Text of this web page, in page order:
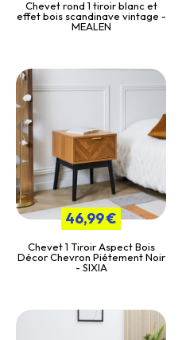
Chevet rond 1 tiroir blanc et
effet bois scandinave vintage -
MEALEN
46,99 €
Chevet 1 Tiroir Aspect Bois
Décor Chevron Piétement Noir
- SIXIA